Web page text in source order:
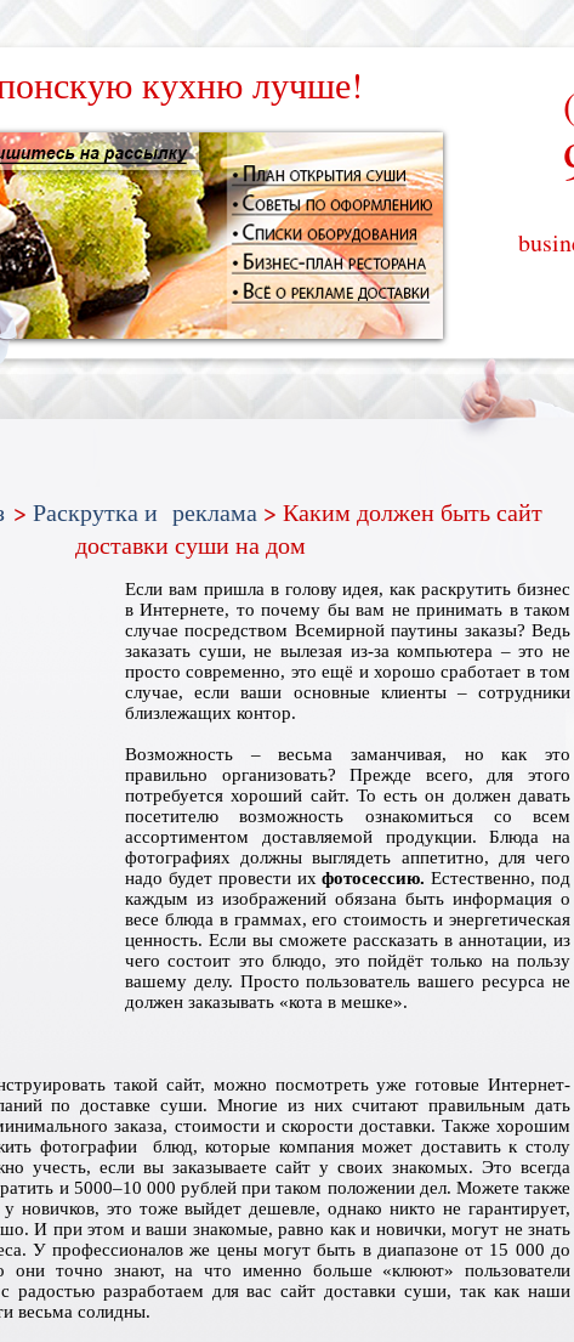
кухню лучше!
> Раскрутка и реклама > Каким должен быть сайт
доставки суши на дом
Если вам пришла в голову идея, как раскрутить бизнес
в Интернете, то почему бы вам не принимать в таком
случае посредством Всемирной паутины заказы? Ведь
заказать суши, не вылезая из-за компьютера – это не
просто современно, это ещё и хорошо сработает в том
случае, если ваши основные клиенты – сотрудники
близлежащих контор.
Возможность – весьма заманчивая, но как это
правильно организовать? Прежде всего, для этого
потребуется хороший сайт. То есть он должен давать
посетителю возможность ознакомиться со всем
ассортиментом доставляемой продукции. Блюда на
фотографиях должны выглядеть аппетитно, для чего
надо будет провести ихфотосессию. Естественно, под
каждым из изображений обязана быть информация о
весе блюда в граммах, его стоимость и энергетическая
ценность. Если вы сможете рассказать в аннотации, из
чего состоит это блюдо, это пойдёт только на пользу
вашему делу. Просто пользователь вашего ресурса не
должен заказывать «кота в мешке».
такой сайт, можно посмотреть уже готовые Интернет-
по доставке суши. Многие из них считают правильным дать
заказа, стоимости и скорости доставки. Также хорошим
фотографии
блюд, которые компания может доставить к столу
учесть, если вы заказываете сайт у своих знакомых. Это всегда
и 5000–10 000 рублей при таком положении дел. Можете также
у новичков, это тоже выйдет дешевле, однако никто не гарантирует,
И при этом и ваши знакомые, равно как и новички, могут не знать
У профессионалов же цены могут быть в диапазоне от 15 000 до
они точно знают, на что именно больше «клюют» пользователи
разработаем для вас сайт доставки суши, так как наши
весьма солидны.